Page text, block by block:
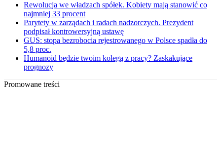
Rewolucja we władzach spółek. Kobiety mają stanowić co
najmniej 33 procent
Parytety w zarządach i radach nadzorczych. Prezydent
podpisał kontrowersyjną ustawę
GUS: stopa bezrobocia rejestrowanego w Polsce spadła do
5,8 proc.
Humanoid będzie twoim kolegą z pracy? Zaskakujące
prognozy
Promowane treści